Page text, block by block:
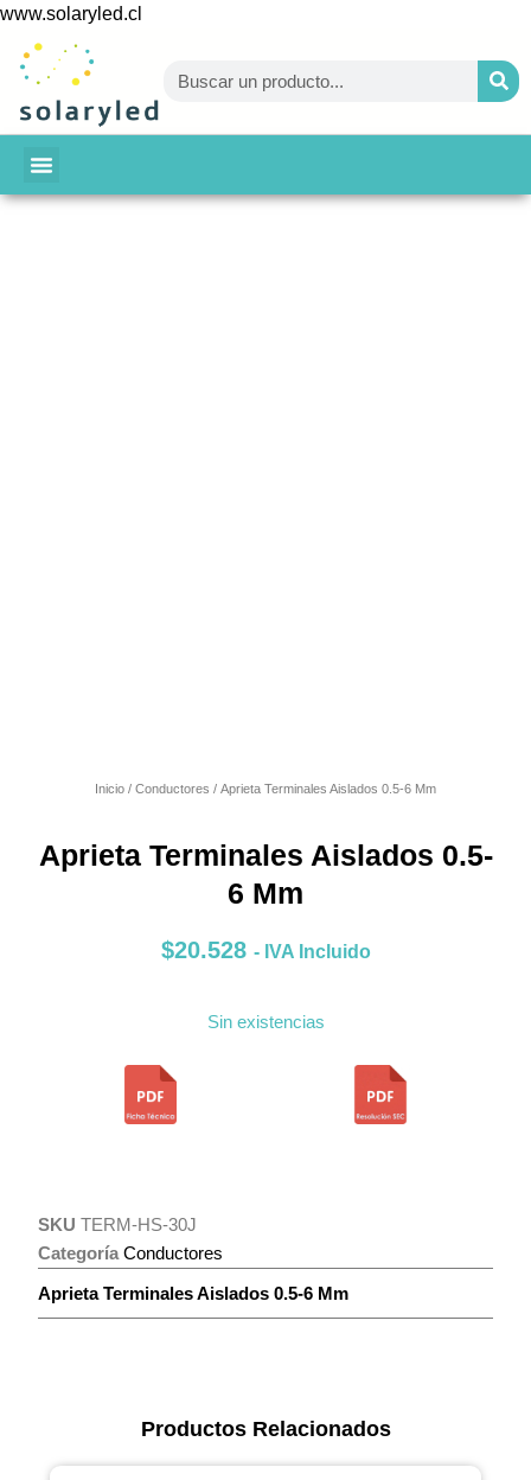
www.solaryled.cl
Inicio / Conductores / Aprieta Terminales Aislados 0.5-6 Mm
Aprieta Terminales Aislados 0.5-
6 Mm
$20.528 - IVA Incluido
Sin existencias
SKUTERM-HS-30J
Categoría Conductores
Aprieta Terminales Aislados 0.5-6 Mm
Productos Relacionados